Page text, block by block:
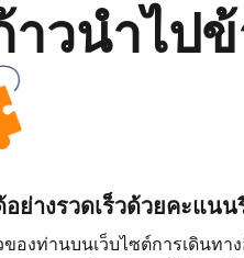
าวนำไป
อย่างรวดเร็วด้วยคะแนน
องท่านบนเว็บไซต์การเดินทา